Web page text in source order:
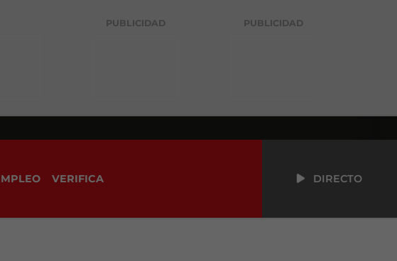
PUBLICIDAD PUBLICIDAD
VERIFICA DIRECTO